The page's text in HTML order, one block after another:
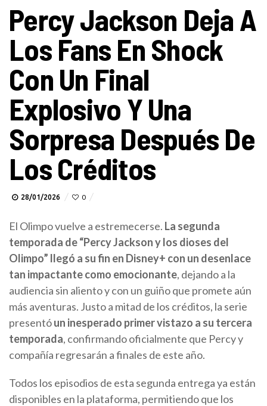
Percy Jackson Deja A
Los Fans En Shock
Con Un Final
Explosivo Y Una
Sorpresa Después De
Los Créditos
28/01/2026 0
El Olimpo vuelve a estremecerse. La segunda
temporada de “Percy Jackson y los dioses del
Olimpo” llegó a su fin en Disney+ con un desenlace
tan impactante como emocionante, dejando a la
audiencia sin aliento y con un guiño que promete aún
más aventuras. Justo a mitad de los créditos, la serie
presentóun inesperado primer vistazo a su tercera
temporada, confirmando oficialmente que Percy y
compañía regresarán a finales de este año.
Todos los episodios de esta segunda entrega ya están
disponibles en la plataforma, permitiendo que los